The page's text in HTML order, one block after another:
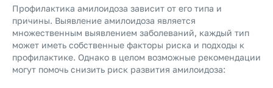
Профилактика амилоидоза зависит от его типа и
причины. Выявление амилоидоза является
множественным выявлением заболеваний, каждый тип
может иметь собственные факторы риска и подходы к
профилактике. Однако в целом возможные рекомендации
могут помочь снизить риск развития амилоидоза: